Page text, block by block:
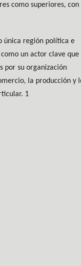
como superiores, con
única región política e
un actor clave que
por su organización
la producción y
1